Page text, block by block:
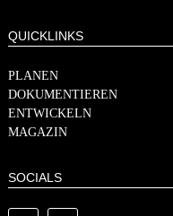
QUICKLINKS
PLANEN
DOKUMENTIEREN
ENTWICKELN
MAGAZIN
SOCIALS